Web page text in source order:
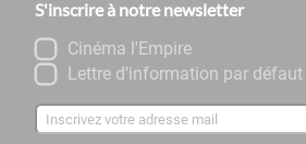
S'inscrire à notre newsletter
Cinéma l'Empire
Lettre d'information par défaut